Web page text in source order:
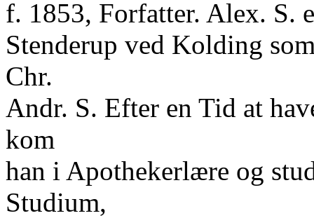
f. 1853, Forfatter. Alex. S.
Stenderup ved Kolding
Chr.
Andr. S. Efter en Tid at
kom
han i Apothekerlære og
Studium,